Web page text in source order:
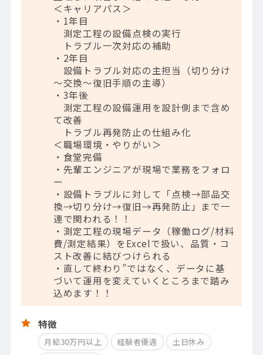
＜キャリアパス＞
・1年目
測定工程の設備点検の実行
トラブル一次対応の補助
・2年目
設備トラブル対応の主担当（切り分け
～交換～復旧手順の主導）
・3年後
測定工程の設備運用を設計側まで含め
て改善
トラブル再発防止の仕組み化
＜職場環境・やりがい＞
・食堂完備
・先輩エンジニアが現場で業務をフォロ
ー
・設備トラブルに対して「点検→部品交
換→切り分け→復旧→再発防止」まで一
連で関われる！！
・測定工程の現場データ（稼働ログ/材料
費/測定結果）をExcelで扱い、品質・コ
スト改善に結びつけられる
・直して終わり”ではなく、データに基
づいて運用を変えていくところまで踏み
込めます！！
特徴
月給30万円以上 経験者優遇
土日休み